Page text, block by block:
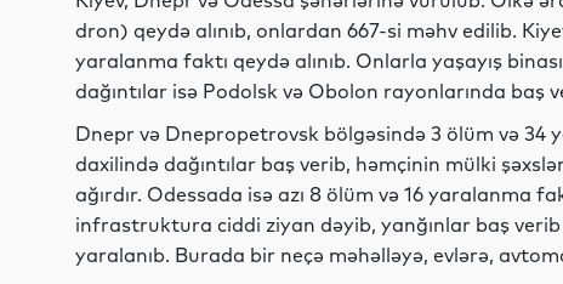
dron) qeydə alınıb, onlardan 667-si məhv edilib.
yaralanma faktı qeydə alınıb. Onlarla yaşayış
dağıntılar isə Podolsk və Obolon rayonlarında baş
Dnepr və Dnepropetrovsk bölgəsində 3 ölüm və 34
daxilində dağıntılar baş verib, həmçinin mülki
ağırdır. Odessada isə azı 8 ölüm və 16 yaralanma
infrastruktura ciddi ziyan dəyib, yanğınlar baş verib
yaralanıb. Burada bir neçə məhəlləyə, evlərə,